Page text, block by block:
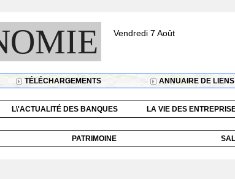
Vendredi 7 Août
TÉLÉCHARGEMENTS ANNUAIRE DE LIENS
L\'ACTUALITÉ DES BANQUES LA VIE DES
PATRIMOINE